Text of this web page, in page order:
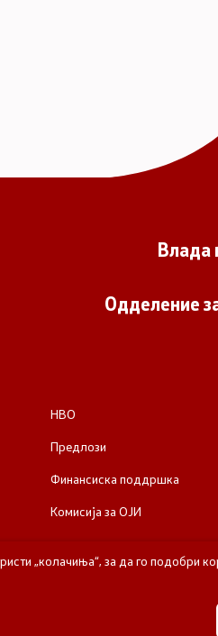
Влада
Одделение
НВО
Предлози
Финансиска поддршка
Комисија за ОЈИ
© 2026 Одделение за
„колачиња“, за да го подобри